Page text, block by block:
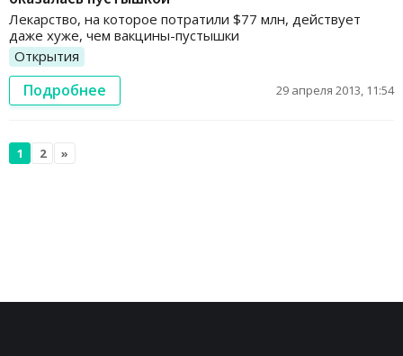
Лекарство, на которое потратили $77 млн, действует
даже хуже, чем вакцины-пустышки
Открытия
Подробнее 29 апреля 2013, 11:54
1 2 »